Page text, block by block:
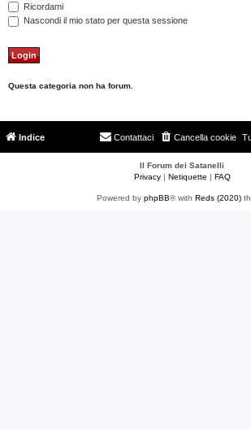
Ricordami
Nascondi il mio stato per questa sessione
Questa categoria non ha forum.
Indice Cancella cookie
Contattaci
Il Forum dei Satanelli
Privacy| Netiquette | FAQ
Powered by phpBB® with Reds (2020)